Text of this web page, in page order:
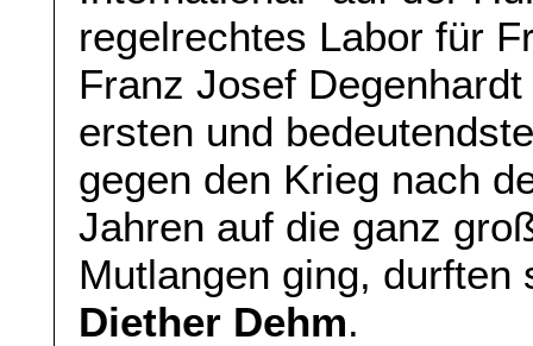
regelrechtes Labor für
Franz Josef
ersten und
gegen den Krieg nach
Jahren auf die ganz
Mutlangen ging,
Diether Dehm.